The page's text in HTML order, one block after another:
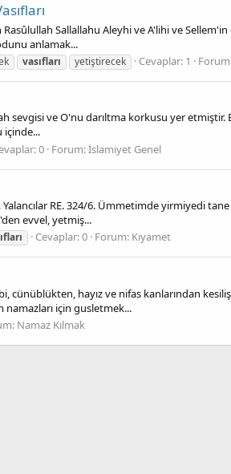
Sallallahu Aleyhi ve A'lihi ve
anlamak...
vasıfları yetiştirecek Cevaplar: 1
sevgisi ve O'nu darıltma korkusu yer
içinde...
0 Forum:İslamiyet Genel
Yalancılar RE. 324/6. Ümmetimde yirmiyedi
evvel, yetmiş...
Cevaplar: 0 Forum: Kıyamet
cünüblükten, hayız ve nifas kanlarından
namazları için gusletmek...
Namaz Kılmak